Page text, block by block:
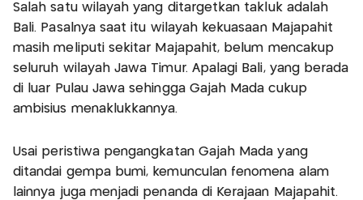
Salah satu wilayah yang ditargetkan takluk adalah
Bali. Pasalnya saat itu wilayah kekuasaan Majapahit
masih meliputi sekitar Majapahit, belum mencakup
seluruh wilayah Jawa Timur. Apalagi Bali, yang berada
di luar Pulau Jawa sehingga Gajah Mada cukup
ambisius menaklukkannya.
Usai peristiwa pengangkatan Gajah Mada yang
ditandai gempa bumi, kemunculan fenomena alam
lainnya juga menjadi penanda di Kerajaan Majapahit.